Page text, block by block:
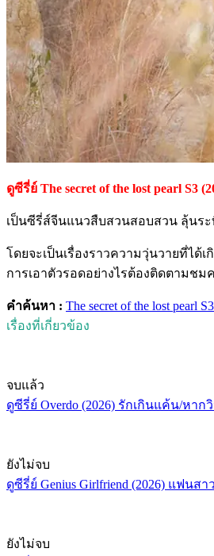
ดูซีรี่ย์ The secret of the lost pearl
เป็นซีรี่ส์จีนแนวสืบสวนสอบสวน ลุ้นร
โดยจะเป็นเรื่องราวความวุ่นวายที่ไ
การเอาตัวรอดอย่างไรต้องติดตามชม
คำค้นหา : The secret of the lost pearl S3
เรื่องที่เกี่ยวข้อง
จบแล้ว
ดูซีรี่ย์ Overdo (2026) รักเกินแค้น/หา
ยังไม่จบ
ดูซีรี่ย์ Genius Girlfriend (2026) แฟนส
ยังไม่จบ